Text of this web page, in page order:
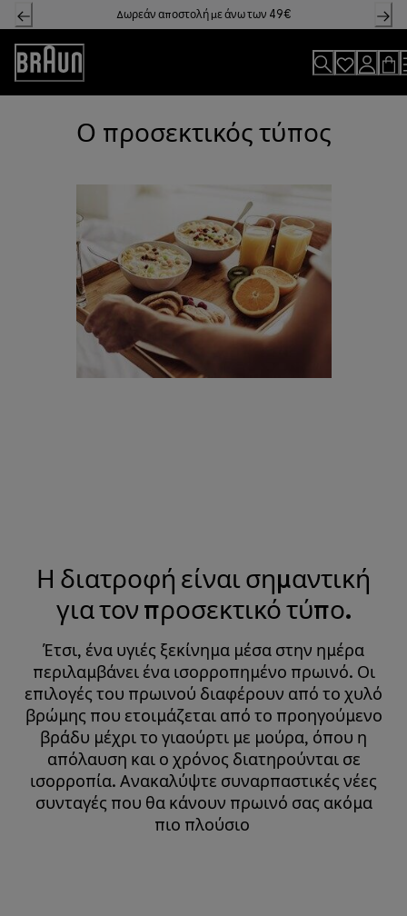
Skip
to
Content
Δωρεάν αποστολή με άνω των 49€
Accessibility
Statement
Ο προσεκτικός τύπος
Η διατροφή είναι σημαντική
για τον προσεκτικό τύπο.
Έτσι, ένα υγιές ξεκίνημα μέσα στην ημέρα
περιλαμβάνει ένα ισορροπημένο πρωινό. Οι
επιλογές του πρωινού διαφέρουν από το χυλό
βρώμης που ετοιμάζεται από το προηγούμενο
βράδυ μέχρι το γιαούρτι με μούρα, όπου η
απόλαυση και ο χρόνος διατηρούνται σε
ισορροπία. Ανακαλύψτε συναρπαστικές νέες
συνταγές που θα κάνουν πρωινό σας ακόμα
πιο πλούσιο ​​​​​​​